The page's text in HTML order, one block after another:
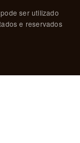
ser utilizado
e reservados